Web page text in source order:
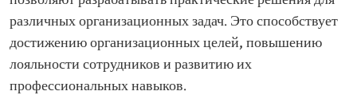
различных организационных задач. Это способствует
достижению организационных целей, повышению
лояльности сотрудников и развитию их
профессиональных навыков.